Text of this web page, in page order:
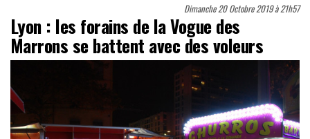
Dimanche 20 Octobre 2019 à 21h57
Lyon : les forains de la Vogue des
Marrons se battent avec des voleurs